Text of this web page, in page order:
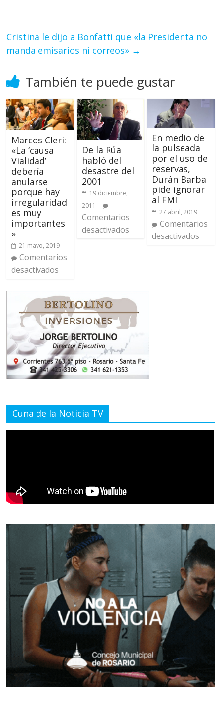
Cristina le dijo a Bonfatti que «la Presidenta no
manda emisarios ni correos» →
También te puede gustar
Marcos Cleri:
«La ‘causa
Vialidad’
debería
anularse
porque hay
irregularidad
es muy
importantes
»
21 mayo, 2019
Comentarios
desactivados
De la Rúa
habló del
desastre del
2001
19 diciembre,
2011
Comentarios
desactivados
En medio de
la pulseada
por el uso de
reservas,
Durán Barba
pide ignorar
al FMI
27 abril, 2019
Comentarios
desactivados
Cuna de la Noticia TV